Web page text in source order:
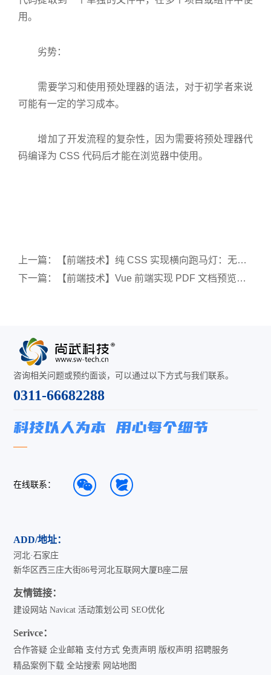
用。
劣势：
需要学习和使用预处理器的语法，对于初学者来说
可能有一定的学习成本。
增加了开发流程的复杂性，因为需要将预处理器代
码编译为 CSS 代码后才能在浏览器中使用。
上一篇：
【前端技术】纯 CSS 实现横向跑马灯：无缝滚动与悬停交互
下一篇：
【前端技术】Vue 前端实现 PDF 文档预览与打印全攻略
咨询相关问题或预约面谈，可以通过以下方式与我们联系。
0311-66682288
在线联系：
ADD/地址：
河北·石家庄
新华区西三庄大街86号河北互联网大厦B座二层
友情链接：
建设网站 Navicat 活动策划公司 SEO优化
Serivce：
合作答疑 企业邮箱 支付方式 免责声明 版权声明 招聘服务
精品案例下载 全站搜索 网站地图